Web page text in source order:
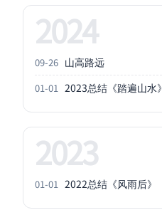
2024
09-26 山高路远
01-01 2023总结《踏遍山水》
2023
01-01 2022总结《风雨后》